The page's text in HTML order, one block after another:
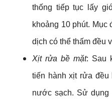
thống tiếp tục lấy
khoảng 10 phút. Mục
dịch có thể thấm đều
Xịt rửa bề mặt: Sau
tiến hành xịt rửa đều
nước sạch. Sử